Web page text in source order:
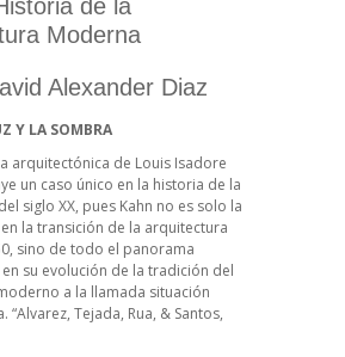
de la
Moderna
Alexander Diaz
Y LA SOMBRA
arquitectónica de Louis Isadore
un caso único en la historia de la
siglo XX, pues Kahn no es solo la
la transición de la arquitectura
sino de todo el panorama
su evolución de la tradición del
a la llamada situación
“Alvarez, Tejada, Rua, & Santos,